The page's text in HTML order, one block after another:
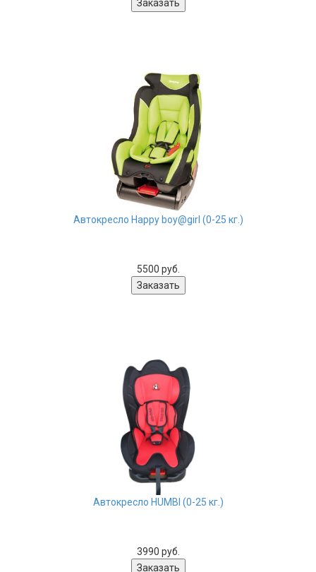
Автокресло Happy boy@girl (0-25 кг.)
5500 руб.
Автокресло HUMBI (0-25 кг.)
3990 руб.